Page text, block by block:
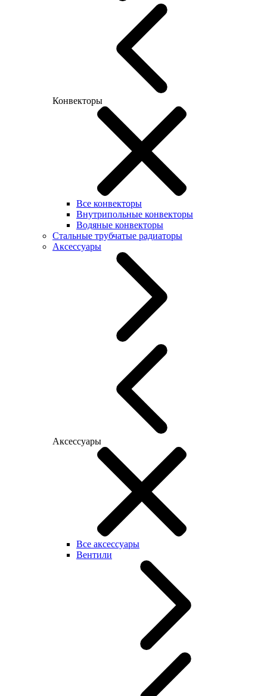
Конвекторы
Все конвекторы
Внутрипольные конвекторы
Водяные конвекторы
Стальные трубчатые радиаторы
Аксессуары
Аксессуары
Все аксессуары
Вентили